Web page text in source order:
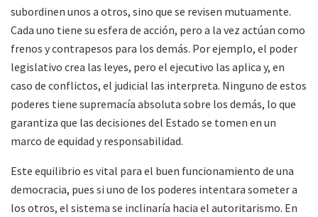
subordinen unos a otros, sino que se revisen mutuamente.
Cada uno tiene su esfera de acción, pero a la vez actúan como
frenos y contrapesos para los demás. Por ejemplo, el poder
legislativo crea las leyes, pero el ejecutivo las aplica y, en
caso de conflictos, el judicial las interpreta. Ninguno de estos
poderes tiene supremacía absoluta sobre los demás, lo que
garantiza que las decisiones del Estado se tomen en un
marco de equidad y responsabilidad.
Este equilibrio es vital para el buen funcionamiento de una
democracia, pues si uno de los poderes intentara someter a
los otros, el sistema se inclinaría hacia el autoritarismo. En